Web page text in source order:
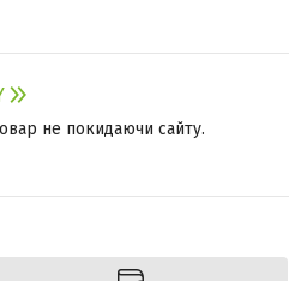
не покидаючи сайту.